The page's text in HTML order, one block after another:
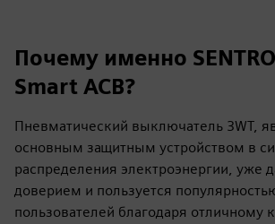
Почему именно
Smart ACB?
Пневматический выключатель 3WT,
основным защитным устройством в
распределения электроэнергии, уже
доверием и пользуется
пользователей благодаря отличному